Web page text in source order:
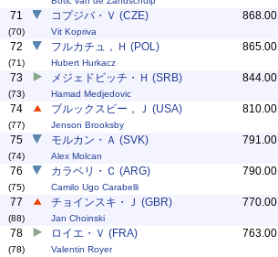
71
(70)
コプジバ・Ｖ (CZE)
Vit Kopriva
868.00
72
(71)
フルカチュ，Ｈ (POL)
Hubert Hurkacz
865.00
73
(73)
メジェドビッチ・Ｈ (SRB)
Hamad Medjedovic
844.00
74
(77)
ブルックスビー，Ｊ (USA)
Jenson Brooksby
810.00
75
(74)
モルカン・Ａ (SVK)
Alex Molcan
791.00
76
(75)
カラベリ・Ｃ (ARG)
Camilo Ugo Carabelli
790.00
77
(88)
チョインスキ・Ｊ (GBR)
Jan Choinski
770.00
78
(78)
ロイエ・Ｖ (FRA)
Valentin Royer
763.00